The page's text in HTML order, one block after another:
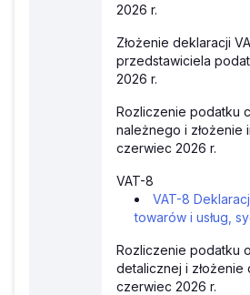
2026 r.
Złożenie deklaracji
przedstawiciela
2026 r.
Rozliczenie podatku
należnego i złożenie
czerwiec 2026 r.
VAT-8
VAT-8
towarów i usług,
Rozliczenie podatku
detalicznej i złożenie
czerwiec 2026 r.